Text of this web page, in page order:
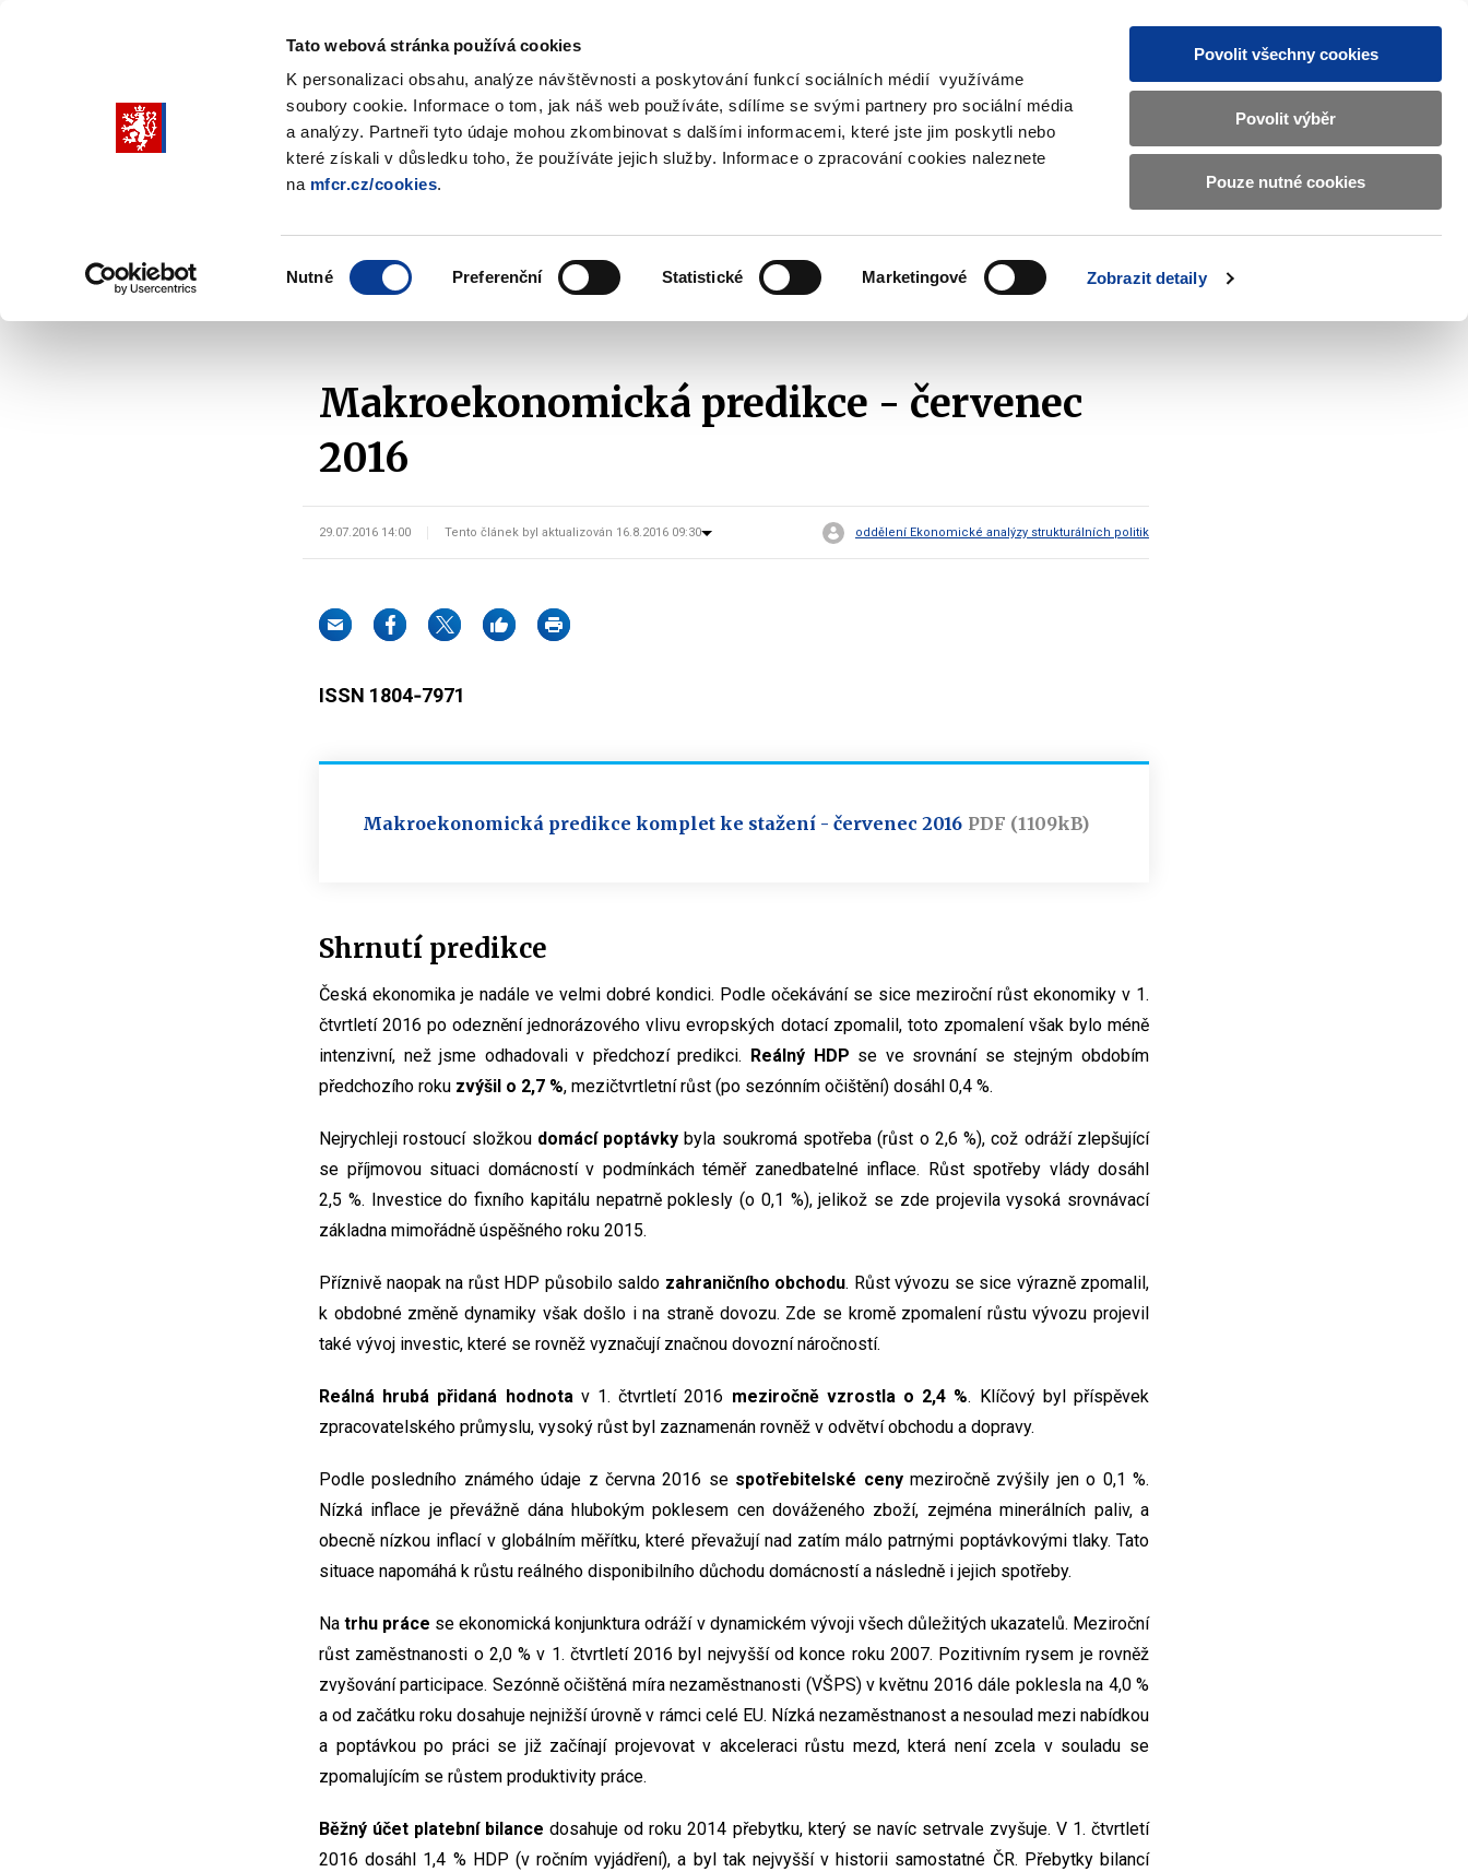
Tato webová stránka používá cookies
K personalizaci obsahu, analýze návštěvnosti a poskytování funkcí sociálních médií využíváme
soubory cookie. Informace o tom, jak náš web používáte, sdílíme se svými partnery pro sociální média
a analýzy. Partneři tyto údaje mohou zkombinovat s dalšími informacemi, které jste jim poskytli nebo
které získali v důsledku toho, že používáte jejich služby. Informace o zpracování cookies naleznete
na mfcr.cz/cookies.
Nutné Preferenční Statistické Marketingové Zobrazit detaily
Povolit všechny cookies
Povolit výběr
Pouze nutné cookies
Vyhledat
CZ EN
Základní
informace
o
Ministerstvu
financí
submenu
submenu
politika
submenu
submenu
účetnictví
submenu
EU
submenu
Makroekonomika Makroekonomická predikce Makroekonomická predikce - červenec 2016
Makroekonomická predikce - červenec
2016
29.07.2016 14:00 Tento článek byl aktualizován 16.8.2016 09:30 oddělení Ekonomické analýzy strukturálních politik
ISSN 1804‐7971
Makroekonomická predikce komplet ke stažení - červenec 2016 PDF (1109kB)
Shrnutí predikce
Česká ekonomika je nadále ve velmi dobré kondici. Podle očekávání se sice meziroční růst ekonomiky v 1.
čtvrtletí 2016 po odeznění jednorázového vlivu evropských dotací zpomalil, toto zpomalení však bylo méně
intenzivní, než jsme odhadovali v předchozí predikci. Reálný HDP se ve srovnání se stejným obdobím
předchozího roku zvýšil o 2,7 %, mezičtvrtletní růst (po sezónním očištění) dosáhl 0,4 %.
Nejrychleji rostoucí složkou domácí poptávky byla soukromá spotřeba (růst o 2,6 %), což odráží zlepšující
se příjmovou situaci domácností v podmínkách téměř zanedbatelné inflace. Růst spotřeby vlády dosáhl
2,5 %. Investice do fixního kapitálu nepatrně poklesly (o 0,1 %), jelikož se zde projevila vysoká srovnávací
základna mimořádně úspěšného roku 2015.
Příznivě naopak na růst HDP působilo saldo zahraničního obchodu. Růst vývozu se sice výrazně zpomalil,
k obdobné změně dynamiky však došlo i na straně dovozu. Zde se kromě zpomalení růstu vývozu projevil
také vývoj investic, které se rovněž vyznačují značnou dovozní náročností.
Reálná hrubá přidaná hodnotav 1. čtvrtletí 2016 meziročně vzrostla o 2,4 %. Klíčový byl příspěvek
zpracovatelského průmyslu, vysoký růst byl zaznamenán rovněž v odvětví obchodu a dopravy.
Podle posledního známého údaje z června 2016 se spotřebitelské cenymeziročně zvýšily jen o 0,1 %.
Nízká inflace je převážně dána hlubokým poklesem cen dováženého zboží, zejména minerálních paliv, a
obecně nízkou inflací v globálním měřítku, které převažují nad zatím málo patrnými poptávkovými tlaky. Tato
situace napomáhá k růstu reálného disponibilního důchodu domácností a následně i jejich spotřeby.
Natrhu práce se ekonomická konjunktura odráží v dynamickém vývoji všech důležitých ukazatelů. Meziroční
růst zaměstnanosti o 2,0 % v 1. čtvrtletí 2016 byl nejvyšší od konce roku 2007. Pozitivním rysem je rovněž
zvyšování participace. Sezónně očištěná míra nezaměstnanosti (VŠPS) v květnu 2016 dále poklesla na 4,0 %
a od začátku roku dosahuje nejnižší úrovně v rámci celé EU. Nízká nezaměstnanost a nesoulad mezi nabídkou
a poptávkou po práci se již začínají projevovat v akceleraci růstu mezd, která není zcela v souladu se
zpomalujícím se růstem produktivity práce.
Běžný účet platební bilance dosahuje od roku 2014 přebytku, který se navíc setrvale zvyšuje. V 1. čtvrtletí
2016 dosáhl 1,4 % HDP (v ročním vyjádření), a byl tak nejvyšší v historii samostatné ČR. Přebytky bilancí